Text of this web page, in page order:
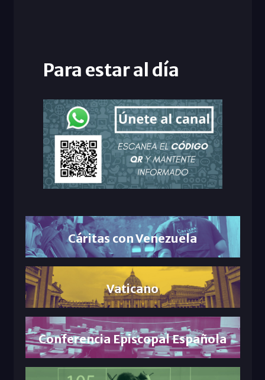
Para estar al día
Cáritas con Venezuela
Vaticano
Conferencia Episcopal Española